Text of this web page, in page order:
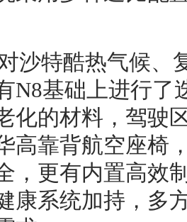
沙特酷热气候、
N8基础上进行了
化的材料，驾驶
高靠背航空座椅
，更有内置高效
康系统加持，多